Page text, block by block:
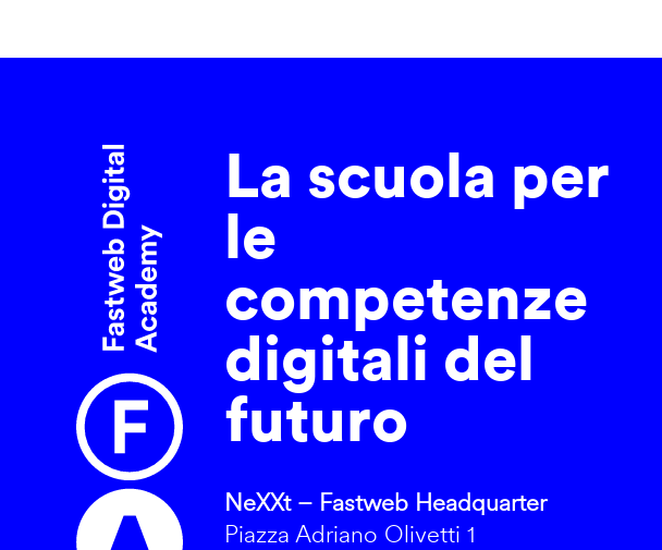
La scuola per
le
competenze
digitali del
futuro
NeXXt – Fastweb Headquarter
Piazza Adriano Olivetti 1